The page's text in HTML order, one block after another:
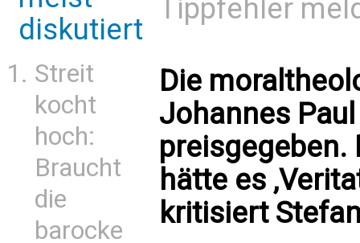
diskutiert
Streit
kocht
hoch:
Braucht
die
barocke
Tippfehler
Die
Johannes
preisgegeben.
hätte es
kritisiert